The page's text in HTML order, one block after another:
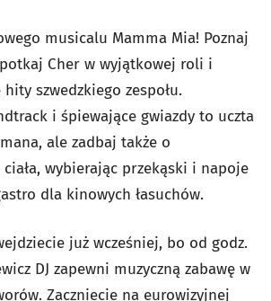
musicalu Mamma Mia! Poznaj
Cher w wyjątkowej roli i
szwedzkiego zespołu.
i śpiewające gwiazdy to uczta
ale zadbaj także o
wybierając przekąski i napoje
dla kinowych łasuchów.
już wcześniej, bo od godz.
DJ zapewni muzyczną zabawę w
Zaczniecie na eurowizyjnej